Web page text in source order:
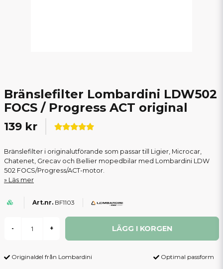
Bränslefilter Lombardini LDW502
FOCS / Progress ACT original
139 kr
Bränslefilter i originalutförande som passar till Ligier, Microcar,
Chatenet, Grecav och Bellier mopedbilar med Lombardini LDW
502 FOCS/Progress/ACT-motor.
Läs mer
BF1103
- + LÄGG I KORGEN
Originaldel från Lombardini Optimal passform